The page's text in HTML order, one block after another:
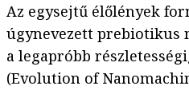
Az egysejtű élőlények
úgynevezett prebiotikus
a legapróbb
(Evolution of